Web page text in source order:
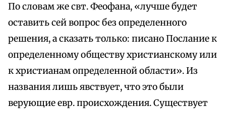
По словам же свт. Феофана, «лучше будет
оставить сей вопрос без определенного
решения, а сказать только: писано Послание к
определенному обществу христианскому или
к христианам определенной области». Из
названия лишь явствует, что это были
верующие евр. происхождения. Существует